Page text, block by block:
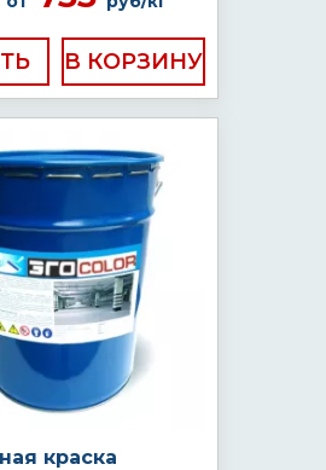
краска